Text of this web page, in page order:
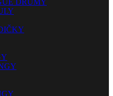
DRUMY